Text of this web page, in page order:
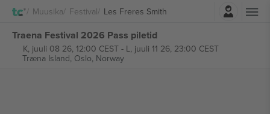
Muusika Festival Les Freres SmithLogi sisse
Traena Festival 2026 Pass piletid
K, juuli 08 26, 12:00 CEST- L, juuli 11 26, 23:00 CEST
Træna Island, Oslo, Norway